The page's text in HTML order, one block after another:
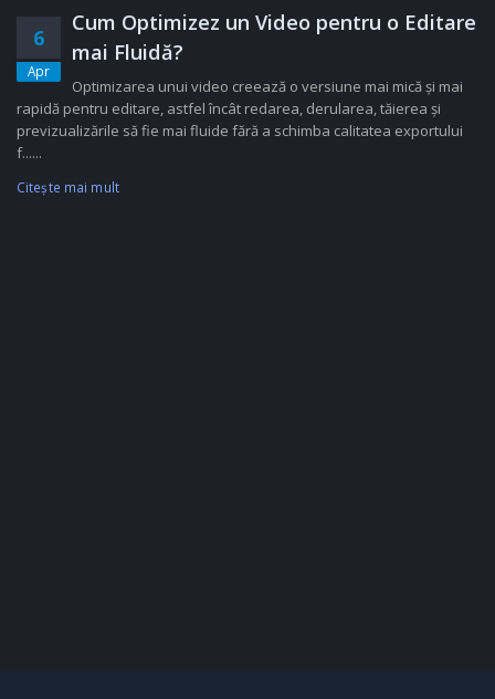
6
Apr
Cum Optimizez un Video pentru o Editare
mai Fluidă?
Optimizarea unui video creează o versiune mai mică și mai
rapidă pentru editare, astfel încât redarea, derularea, tăierea și
previzualizările să fie mai fluide fără a schimba calitatea exportului
f......
Citeşte mai mult